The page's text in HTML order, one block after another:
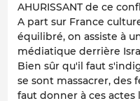
AHURISSANT de ce
A part sur France
équilibré, on assiste à
médiatique derrière
Bien sûr qu'il faut
se sont massacrer, des
faut donner à ces